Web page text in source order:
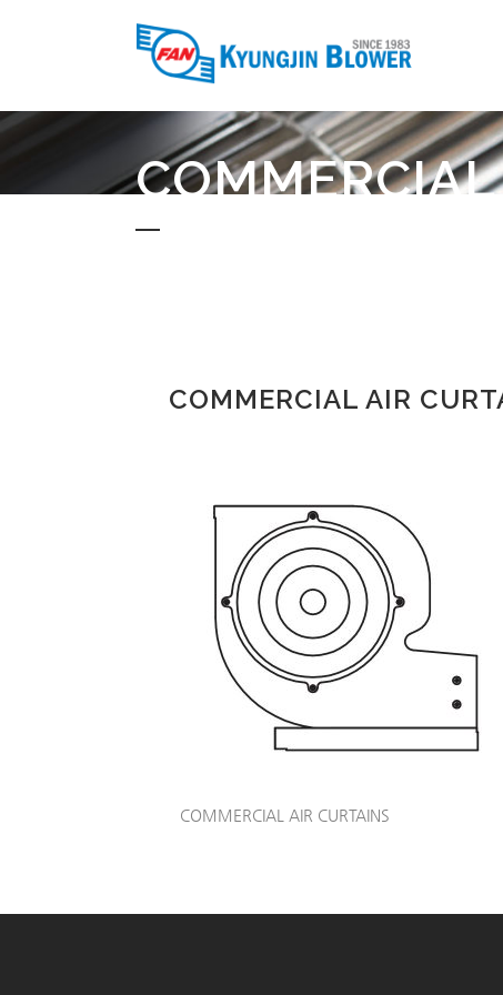
COMMERCIAL AIR
COMMERCIAL AIR CURTAINS